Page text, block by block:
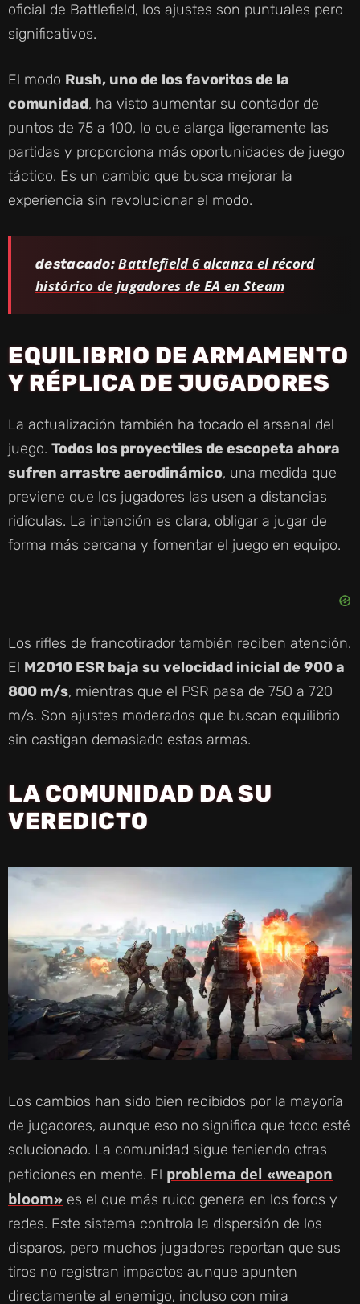
oficial de Battlefield, los ajustes son puntuales pero
significativos.
El modo Rush, uno de los favoritos de la
comunidad, ha visto aumentar su contador de
puntos de 75 a 100, lo que alarga ligeramente las
partidas y proporciona más oportunidades de juego
táctico. Es un cambio que busca mejorar la
experiencia sin revolucionar el modo.
destacado:Battlefield 6 alcanza el récord
histórico de jugadores de EA en Steam
EQUILIBRIO DE ARMAMENTO
Y RÉPLICA DE JUGADORES
La actualización también ha tocado el arsenal del
juego. Todos los proyectiles de escopeta ahora
sufren arrastre aerodinámico, una medida que
previene que los jugadores las usen a distancias
ridículas. La intención es clara, obligar a jugar de
forma más cercana y fomentar el juego en equipo.
Los rifles de francotirador también reciben atención.
El M2010 ESR baja su velocidad inicial de 900 a
800 m/s, mientras que el PSR pasa de 750 a 720
m/s. Son ajustes moderados que buscan equilibrio
sin castigan demasiado estas armas.
LA COMUNIDAD DA SU
VEREDICTO
Los cambios han sido bien recibidos por la mayoría
de jugadores, aunque eso no significa que todo esté
solucionado. La comunidad sigue teniendo otras
peticiones en mente. El problema del «weapon
bloom» es el que más ruido genera en los foros y
redes. Este sistema controla la dispersión de los
disparos, pero muchos jugadores reportan que sus
tiros no registran impactos aunque apunten
directamente al enemigo, incluso con mira